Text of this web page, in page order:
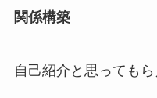
関係構築
自己紹介と思ってもら